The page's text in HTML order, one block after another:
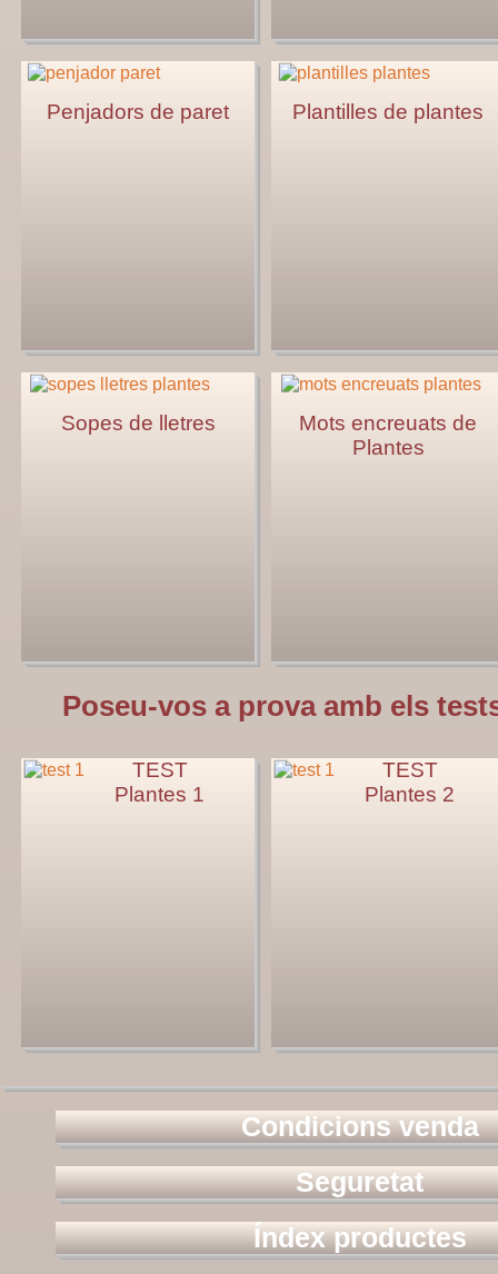
Penjadors de paret Plantilles de plantes
Sopes de lletres
Mots encreuats de
Plantes
Poseu-vos a prova amb els
TEST
Plantes 1
TEST
Plantes 2
Condicions venda
Seguretat
Índex productes